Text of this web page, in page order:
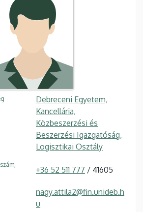
Debreceni Egyetem,
Kancellária,
Közbeszerzési és
Beszerzési Igazgatóság,
Logisztikai Osztály
+36 52 511 777 / 41605
nagy.attila2@fin.unideb.h
u